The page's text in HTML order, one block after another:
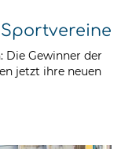
Die Gewinner der
jetzt ihre neuen